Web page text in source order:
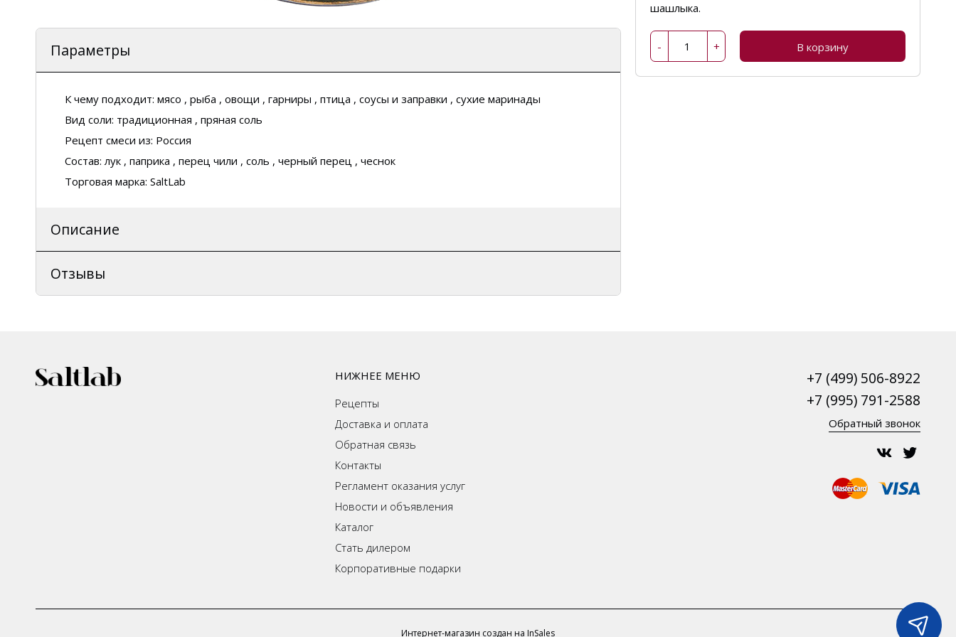
Параметры
К чему подходит: мясо , рыба , овощи , гарниры , птица , соусы и заправки , сухие маринады
Вид соли: традиционная , пряная соль
Рецепт смеси из: Россия
Состав: лук , паприка , перец чили , соль , черный перец , чеснок
Торговая марка: SaltLab
Описание
Отзывы
шашлыка.
- + В корзину
НИЖНЕЕ МЕНЮ
Рецепты
Доставка и оплата
Обратная связь
Контакты
Регламент оказания услуг
Новости и объявления
Каталог
Стать дилером
Корпоративные подарки
+7 (499) 506-8922
+7 (995) 791-2588
Обратный звонок
Интернет-магазин создан на InSales